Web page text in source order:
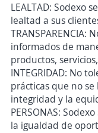
LEALTAD: Sodexo
lealtad a sus
TRANSPARENCIA:
informados de
productos,
INTEGRIDAD: No
prácticas que no
integridad y la
PERSONAS:
la igualdad de